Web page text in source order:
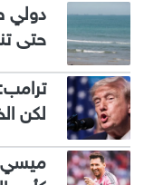
دولي
حتى
لكن
ميسي